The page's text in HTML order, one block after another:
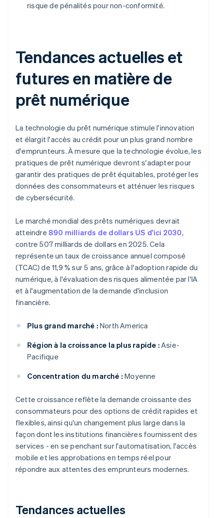
risque de pénalités pour non-conformité.
Tendances actuelles et
futures en matière de
prêt numérique
La technologie du prêt numérique stimule l'innovation
et élargit l'accès au crédit pour un plus grand nombre
d'emprunteurs. À mesure que la technologie évolue, les
pratiques de prêt numérique devront s'adapter pour
garantir des pratiques de prêt équitables, protéger les
données des consommateurs et atténuer les risques
de cybersécurité.
Le marché mondial des prêts numériques devrait
atteindre 890 milliards de dollars US d'ici 2030,
contre 507 milliards de dollars en 2025. Cela
représente un taux de croissance annuel composé
(TCAC) de 11,9 % sur 5 ans, grâce à l'adoption rapide du
numérique, à l'évaluation des risques alimentée par l'IA
et à l'augmentation de la demande d'inclusion
financière.
Plus grand marché : North America
Région à la croissance la plus rapide : Asie-
Pacifique
Concentration du marché : Moyenne
Cette croissance reflète la demande croissante des
consommateurs pour des options de crédit rapides et
flexibles, ainsi qu'un changement plus large dans la
façon dont les institutions financières fournissent des
services - en se penchant sur l'automatisation, l'accès
mobile et les approbations en temps réel pour
répondre aux attentes des emprunteurs modernes.
Tendances actuelles